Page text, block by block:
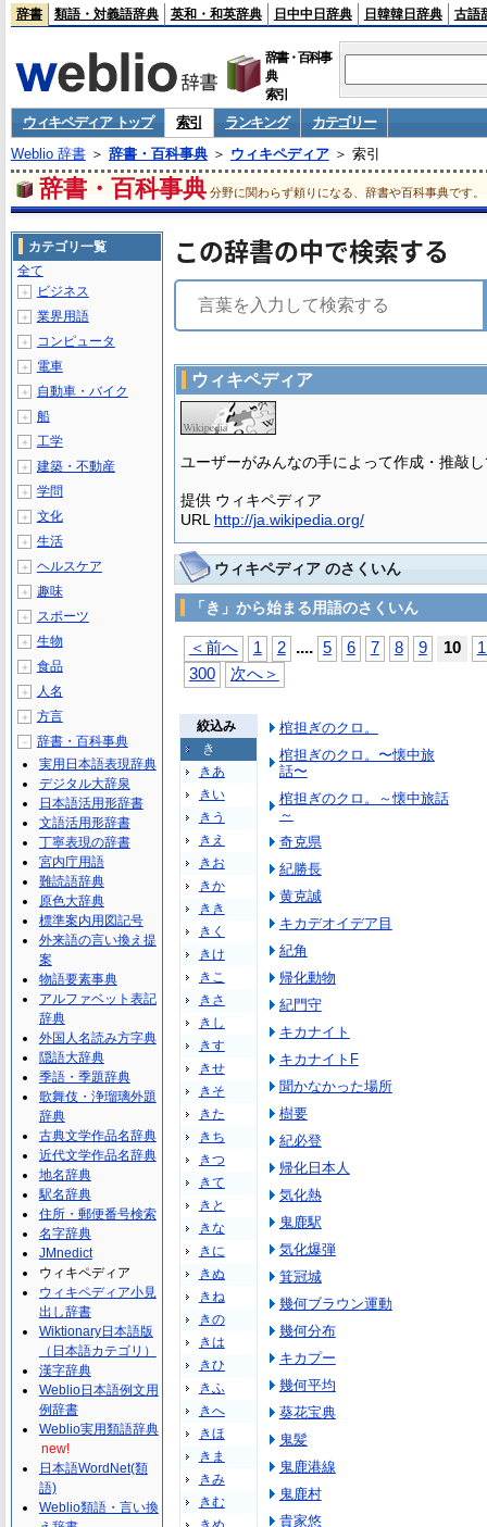
辞書 類語・対義語辞典 英和・和英辞典 日中中日辞典 日韓韓日辞典 古語
辞書・百科事
典
索引
ウィキペディア トップ 索引 ランキング
カテゴリー
Weblio 辞書＞ 辞書・百科事典＞ ウィキペディア＞ 索引
辞書・百科事典 分野に関わらず頼りになる、辞書や百科事典です。
この辞書の中で検索する
ウィキペディア
ユーザーがみんなの手によって作成・推敲
提供 ウィキペディア
URL http://ja.wikipedia.org/
ウィキペディア のさくいん
「き」から始まる用語のさくいん
＜前へ 1 2 .... 5 6 7 8 9 10
300
次へ＞
絞込み
き
きあ
きい
きう
きえ
きお
きか
きき
きく
きけ
きこ
きさ
きし
きす
きせ
きそ
きた
きち
きつ
きて
きと
きな
きに
きぬ
きね
きの
きは
きひ
きふ
きへ
きほ
きま
きみ
きむ
棺担ぎのクロ。
棺担ぎのクロ。〜懐中旅
話〜
棺担ぎのクロ。～懐中旅話
～
奇克県
紀勝長
黄克誠
キカデオイデア目
紀角
帰化動物
紀門守
キカナイト
キカナイトF
聞かなかった場所
樹要
紀必登
帰化日本人
気化熱
鬼鹿駅
気化爆弾
箕冠城
幾何ブラウン運動
幾何分布
キカプー
幾何平均
葵花宝典
鬼髪
鬼鹿港線
鬼鹿村
貴家悠
カテゴリ一覧
全て
＋ ビジネス
＋ 業界用語
＋ コンピュータ
＋ 電車
＋ 自動車・バイク
＋ 船
＋ 工学
＋ 建築・不動産
＋ 学問
＋ 文化
＋ 生活
＋ ヘルスケア
＋ 趣味
＋ スポーツ
＋ 生物
＋ 食品
＋ 人名
＋ 方言
－
辞書・百科事典
実用日本語表現辞典
デジタル大辞泉
日本語活用形辞書
文語活用形辞書
丁寧表現の辞書
宮内庁用語
難読語辞典
原色大辞典
標準案内用図記号
外来語の言い換え提
案
物語要素事典
アルファベット表記
辞典
外国人名読み方字典
隠語大辞典
季語・季題辞典
歌舞伎・浄瑠璃外題
辞典
古典文学作品名辞典
近代文学作品名辞典
地名辞典
駅名辞典
住所・郵便番号検索
名字辞典
JMnedict
ウィキペディア
ウィキペディア小見
出し辞書
Wiktionary日本語版
（日本語カテゴリ）
漢字辞典
Weblio日本語例文用
例辞書
Weblio実用類語辞典
new!
日本語WordNet(類
語)
Weblio類語・言い換